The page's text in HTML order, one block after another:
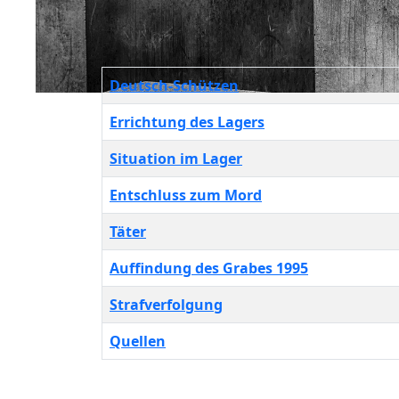
Beiträge
Titel
Deutsch-Schützen
Errichtung des Lagers
Situation im Lager
Entschluss zum Mord
Täter
Auffindung des Grabes 1995
Strafverfolgung
Quellen